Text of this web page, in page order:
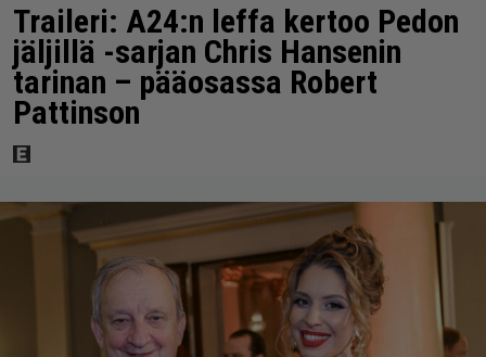
Traileri: A24:n leffa kertoo Pedon
jäljillä -sarjan Chris Hansenin
tarinan – pääosassa Robert
Pattinson